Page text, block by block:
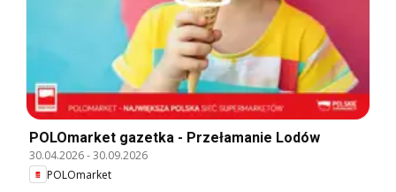
POLOmarket gazetka - Przełamanie Lodów
30.04.2026-30.09.2026
POLOmarket